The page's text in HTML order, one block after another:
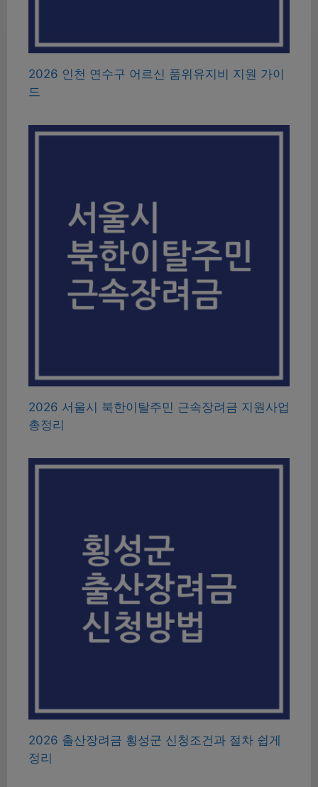
2026 인천 연수구 어르신 품위유지비 지원 가이
드
2026 서울시 북한이탈주민 근속장려금 지원사업
총정리
2026 출산장려금 횡성군 신청조건과 절차 쉽게
정리